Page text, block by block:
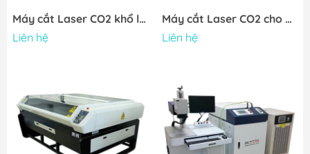
Máy cắt Laser CO2 khổ lớn
Liên hệ
Máy cắt Laser CO2 cho kim loại và phi kim
Liên hệ